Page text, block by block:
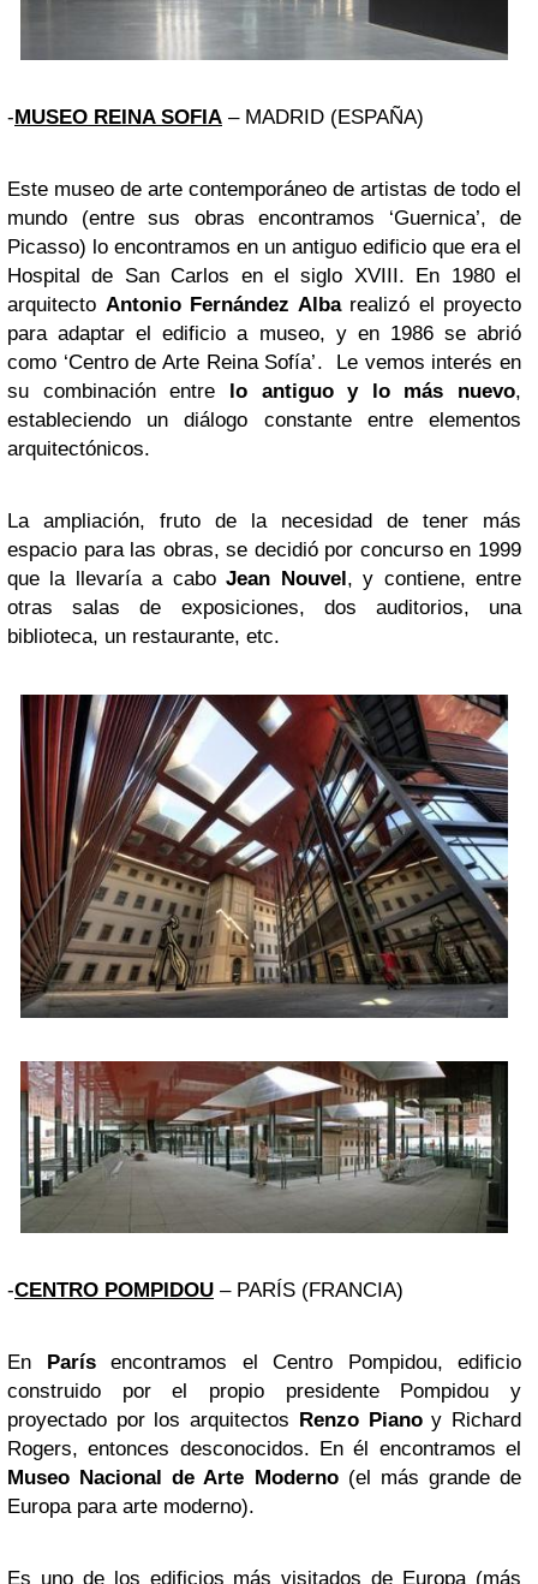
-MUSEO REINA SOFIA – MADRID (ESPAÑA)
Este museo de arte contemporáneo de artistas de todo el
mundo (entre sus obras encontramos ‘Guernica’, de
Picasso) lo encontramos en un antiguo edificio que era el
Hospital de San Carlos en el siglo XVIII. En 1980 el
arquitecto Antonio Fernández Albarealizó el proyecto
para adaptar el edificio a museo, y en 1986 se abrió
como ‘Centro de Arte Reina Sofía’. Le vemos interés en
su combinación entre lo antiguo y lo más nuevo,
estableciendo un diálogo constante entre elementos
arquitectónicos.
La ampliación, fruto de la necesidad de tener más
espacio para las obras, se decidió por concurso en 1999
que la llevaría a caboJean Nouvel, y contiene, entre
otras salas de exposiciones, dos auditorios, una
biblioteca, un restaurante, etc.
-CENTRO POMPIDOU – PARÍS (FRANCIA)
En Parísencontramos el Centro Pompidou, edificio
construido por el propio presidente Pompidou y
proyectado por los arquitectos Renzo Pianoy Richard
Rogers, entonces desconocidos. En él encontramos el
Museo Nacional de Arte Moderno(el más grande de
Europa para arte moderno).
Es uno de los edificios más visitados de Europa (más